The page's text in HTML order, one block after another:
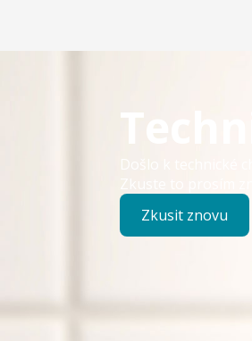
Došlo k technické
Zkuste to prosím
Zkusit znovu